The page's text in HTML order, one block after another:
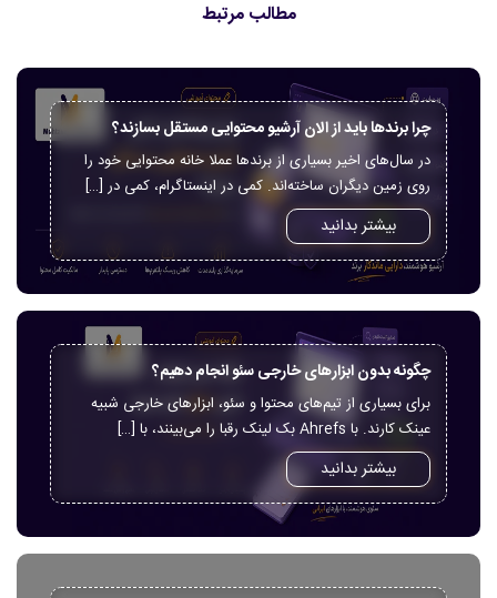
مطالب مرتبط
چرا برندها باید از الان آرشیو محتوایی مستقل بسازند؟
در سال‌های اخیر بسیاری از برندها عملا خانه محتوایی خود را
روی زمین دیگران ساخته‌اند. کمی در اینستاگرام، کمی در […]
بیشتر بدانید
چگونه بدون ابزارهای خارجی سئو انجام دهیم؟
برای بسیاری از تیم‌های محتوا و سئو، ابزارهای خارجی شبیه
عینک کارند. با Ahrefs بک لینک رقبا را می‌بینند، با […]
بیشتر بدانید